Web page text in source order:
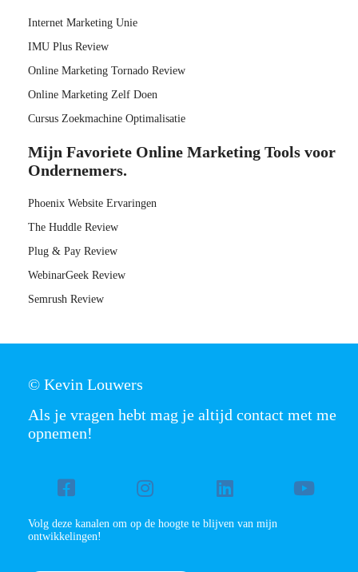
Internet Marketing Unie
IMU Plus Review
Online Marketing Tornado Review
Online Marketing Zelf Doen
Cursus Zoekmachine Optimalisatie
Mijn Favoriete Online Marketing Tools voor
Ondernemers.
Phoenix Website Ervaringen
The Huddle Review
Plug & Pay Review
WebinarGeek Review
Semrush Review
© Kevin Louwers
Als je vragen hebt mag je altijd contact met me
opnemen!
Volg deze kanalen om op de hoogte te blijven van mijn
ontwikkelingen!